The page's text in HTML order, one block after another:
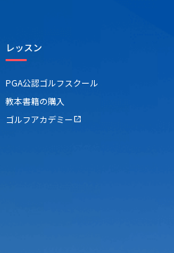
レッスン
PGA公認ゴルフスクール
教本書籍の購入
ゴルフアカデミー open_in_new